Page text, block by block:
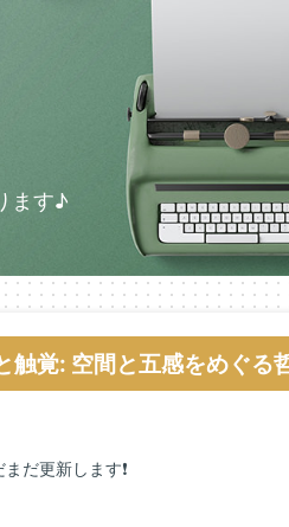
ます♪
触覚: 空間と五感をめぐる
だ更新します❗